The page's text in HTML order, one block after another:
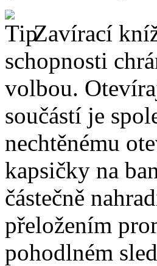
Zavírací
schopnosti
volbou.
součástí je
nechtěnému
kapsičky na
částečně
přeložením
pohodlném